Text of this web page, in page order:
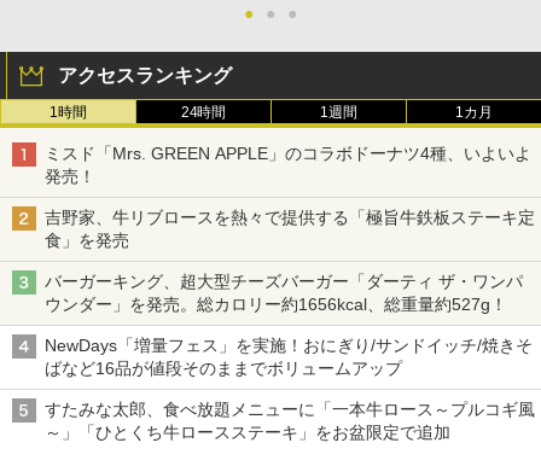
● ● ●
アクセスランキング
1時間 24時間 1週間 1カ月
ミスド「Mrs. GREEN APPLE」のコラボドーナツ4種、いよいよ
発売！
吉野家、牛リブロースを熱々で提供する「極旨牛鉄板ステーキ定
食」を発売
バーガーキング、超大型チーズバーガー「ダーティ ザ・ワンパ
ウンダー」を発売。総カロリー約1656kcal、総重量約527g！
NewDays「増量フェス」を実施！おにぎり/サンドイッチ/焼きそ
ばなど16品が値段そのままでボリュームアップ
すたみな太郎、食べ放題メニューに「一本牛ロース～プルコギ風
～」「ひとくち牛ロースステーキ」をお盆限定で追加